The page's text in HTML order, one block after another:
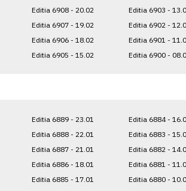
Editia 6908 - 20.02
Editia 6907 - 19.02
Editia 6906 - 18.02
Editia 6905 - 15.02
Editia 6903 -
Editia 6902 -
Editia 6901 -
Editia 6900 -
Editia 6889 - 23.01
Editia 6888 - 22.01
Editia 6887 - 21.01
Editia 6886 - 18.01
Editia 6885 - 17.01
Editia 6884 -
Editia 6883 -
Editia 6882 -
Editia 6881 -
Editia 6880 -